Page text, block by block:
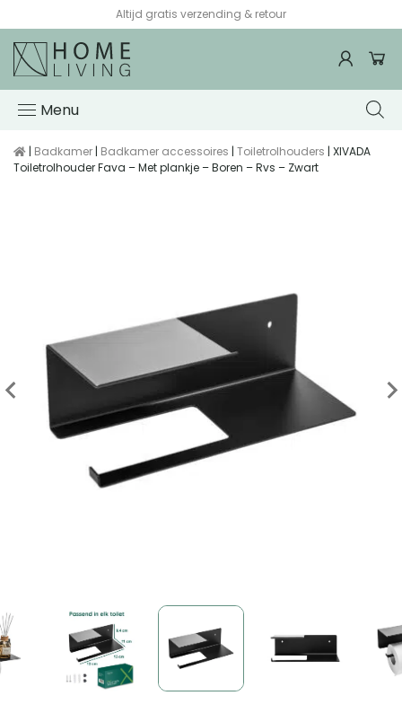
Altijd gratis verzending & retour
Menu
| Badkamer | Badkamer accessoires | Toiletrolhouders | XIVADA
Toiletrolhouder Fava – Met plankje – Boren – Rvs – Zwart